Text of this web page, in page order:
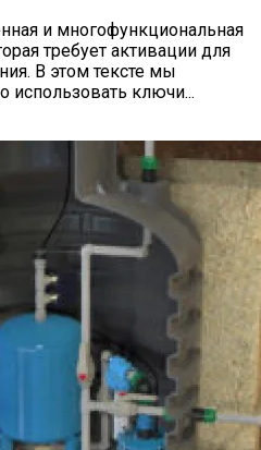
и многофункциональная
требует активации для
В этом тексте мы
использовать ключи...